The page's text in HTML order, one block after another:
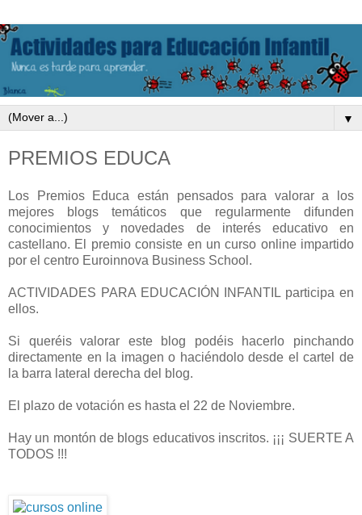
▼
PREMIOS EDUCA
Los Premios Educa están pensados para valorar a los
mejores blogs temáticos que regularmente difunden
conocimientos y novedades de interés educativo en
castellano. El premio consiste en un curso online impartido
por el centro Euroinnova Business School.
ACTIVIDADES PARA EDUCACIÓN INFANTIL participa en
ellos.
Si queréis valorar este blog podéis hacerlo pinchando
directamente en la imagen o haciéndolo desde el cartel de
la barra lateral derecha del blog.
El plazo de votación es hasta el 22 de Noviembre.
Hay un montón de blogs educativos inscritos. ¡¡¡ SUERTE A
TODOS !!!